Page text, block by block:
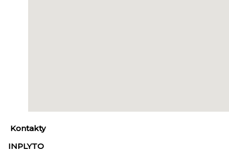
Kontakty
INPLYTO